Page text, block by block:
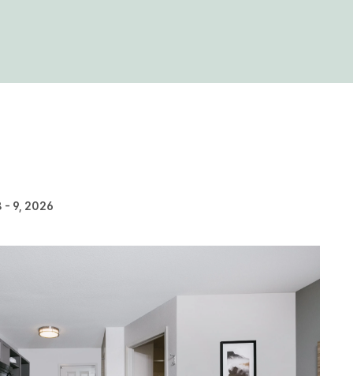
- 9, 2026